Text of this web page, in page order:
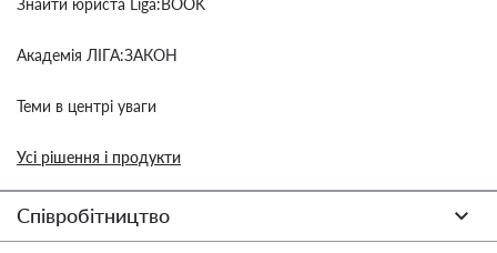
Знайти юриста Liga:BOOK
Академія ЛІГА:ЗАКОН
Теми в центрі уваги
Усі рішення і продукти
Співробітництво